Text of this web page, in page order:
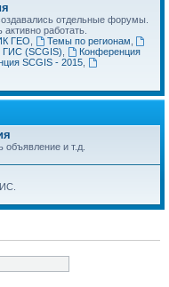
отдельные форумы.
работать.
ГЕО Темы по регионам
ГИС (SCGIS)
Конференция
SCGIS - 2015,
объявление и т.д.